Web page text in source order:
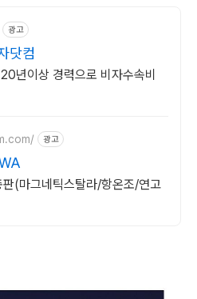
광고
닷컴
년이상 경력으로 비자수속비
광고
(마그네틱스탈라/항온조/연고